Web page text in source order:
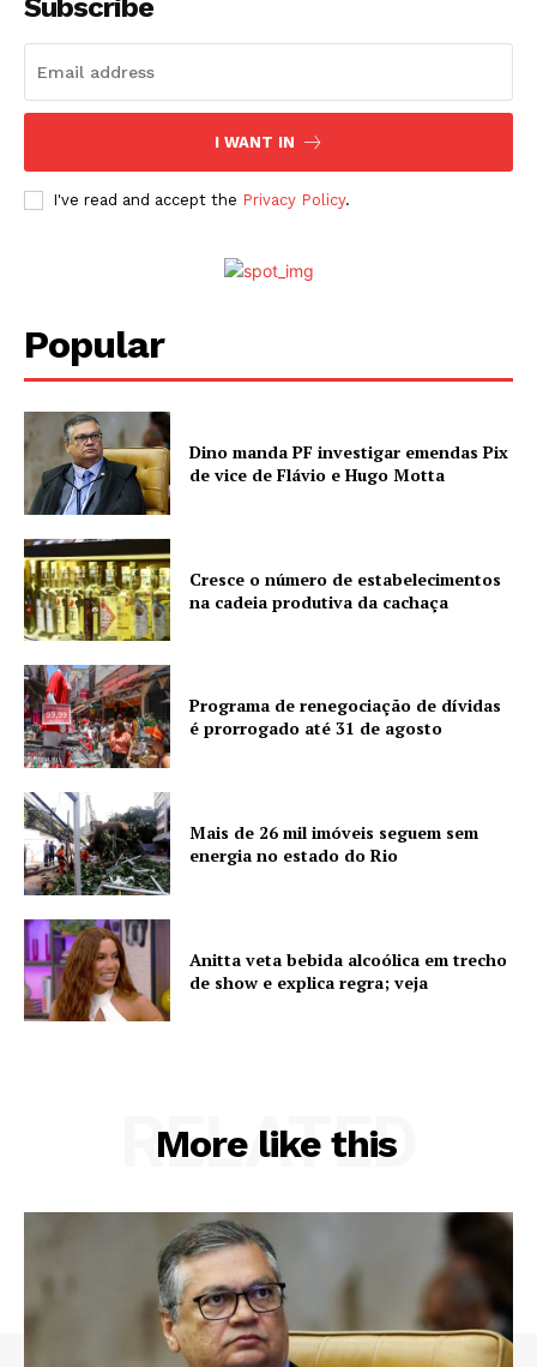
Subscribe
I WANT IN
I've read and accept the Privacy Policy.
Popular
Dino manda PF investigar emendas Pix
de vice de Flávio e Hugo Motta
Cresce o número de estabelecimentos
na cadeia produtiva da cachaça
Programa de renegociação de dívidas
é prorrogado até 31 de agosto
Mais de 26 mil imóveis seguem sem
energia no estado do Rio
Anitta veta bebida alcoólica em trecho
de show e explica regra; veja
More like this
RELATED